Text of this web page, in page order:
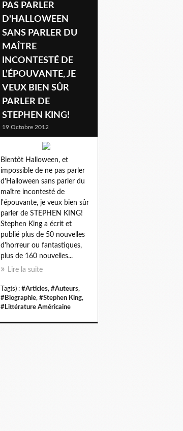
PAS PARLER
D'HALLOWEEN
SANS PARLER DU
MAÎTRE
INCONTESTÉ DE
L’ÉPOUVANTE, JE
VEUX BIEN SÛR
PARLER DE
STEPHEN KING!
19 Octobre 2012
Bientôt Halloween, et
impossible de ne pas parler
d'Halloween sans parler du
maître incontesté de
l'épouvante, je veux bien sûr
parler de STEPHEN KING!
Stephen King a écrit et
publié plus de 50 nouvelles
d'horreur ou fantastiques,
plus de 160 nouvelles...
Lire la suite
Tag(s) : #Articles, #Auteurs,
#Biographie, #Stephen King,
#Littérature Américaine